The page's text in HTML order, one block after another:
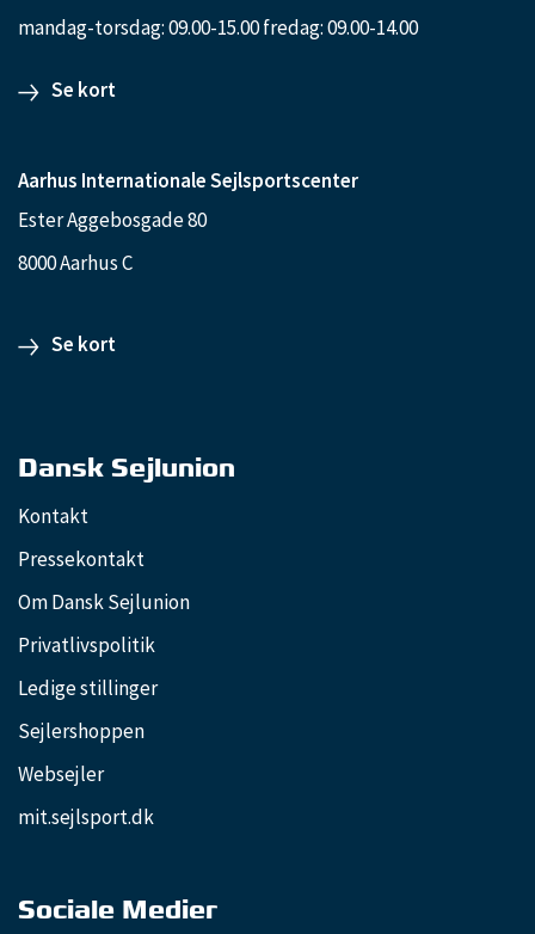
mandag-torsdag: 09.00-15.00 fredag: 09.00-14.00
Se kort
Aarhus Internationale Sejlsportscenter
Ester Aggebosgade 80
8000 Aarhus C
Se kort
Dansk Sejlunion
Kontakt
Pressekontakt
Om Dansk Sejlunion
Privatlivspolitik
Ledige stillinger
Sejlershoppen
Websejler
mit.sejlsport.dk
Sociale Medier